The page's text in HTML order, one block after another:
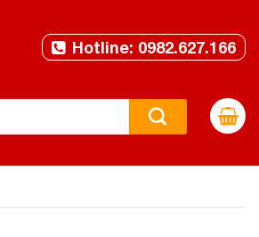
Hotline: 0982.627.166